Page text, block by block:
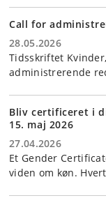
Call for
28.05.2026
Tidsskriftet
administrerende
Bliv certificeret i
15. maj 2026
27.04.2026
Et Gender
viden om køn.